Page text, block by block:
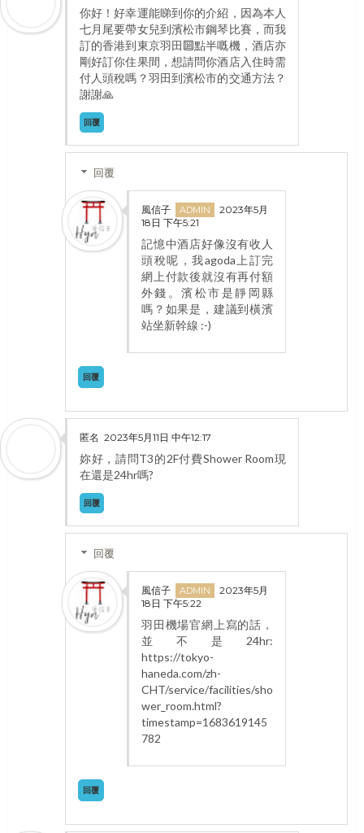
你好！好幸運能睇到你的介紹，因為本人
七月尾要帶女兒到濱松市鋼琴比賽，而我
訂的香港到東京羽田🔟點半嘅機，酒店亦
剛好訂你住果間，想請問你酒店入住時需
付人頭稅嗎？羽田到濱松市的交通方法？
謝謝🙏
回覆
回覆
風信子
2023年5月
18日 下午5:21
記憶中酒店好像沒有收人
頭稅呢，我agoda上訂完
網上付款後就沒有再付額
外錢。濱松市是靜岡縣
嗎？如果是，建議到橫濱
站坐新幹線 :-)
回覆
匿名 2023年5月11日 中午12:17
妳好，請問T3的2F付費Shower Room現
在還是24hr嗎?
回覆
回覆
風信子
2023年5月
18日 下午5:22
羽田機場官網上寫的話，
並不是24hr:
https://tokyo-
haneda.com/zh-
CHT/service/facilities/sho
wer_room.html?
timestamp=1683619145
782
回覆